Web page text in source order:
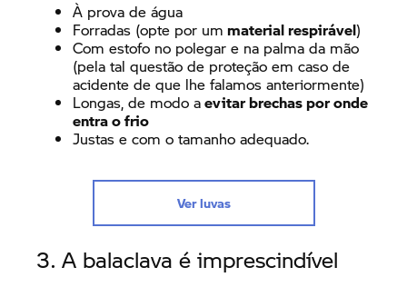
À prova de água
Forradas (opte por um material respirável)
Com estofo no polegar e na palma da mão
(pela tal questão de proteção em caso de
acidente de que lhe falamos anteriormente)
Longas, de modo aevitar brechas por onde
entra o frio
Justas e com o tamanho adequado.
Ver luvas
3. A balaclava é imprescindível